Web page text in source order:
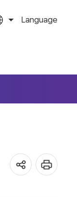
Language